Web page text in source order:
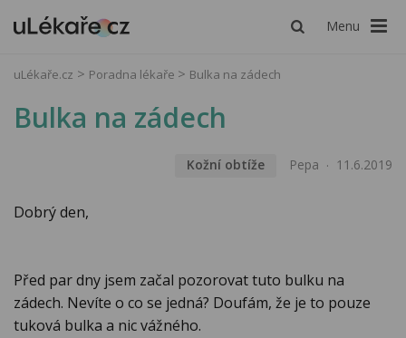
Menu
uLékaře.cz Poradna lékaře Bulka na zádech
Bulka na zádech
Kožní obtíže Pepa 11.6.2019
Dobrý den,
Před par dny jsem začal pozorovat tuto bulku na
zádech. Nevíte o co se jedná? Doufám, že je to pouze
tuková bulka a nic vážného.